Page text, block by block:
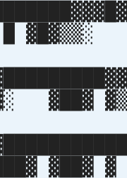
▓██▓ ▓▒
▓██▓ ▓